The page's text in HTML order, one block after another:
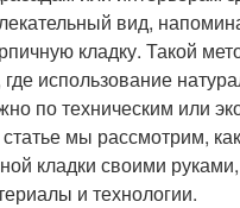
вид,
кладку. Такой
использование
по техническим или
мы рассмотрим,
кладки своими
и технологии.